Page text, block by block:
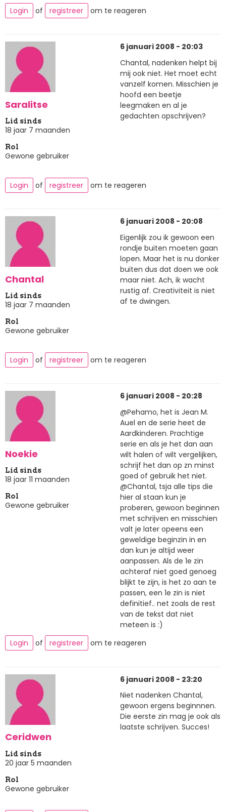
Login
of registreer om te reageren
Saralitse
Lid sinds
18 jaar 7 maanden
Rol
Gewone gebruiker
6 januari 2008 - 20:03
Chantal, nadenken helpt bij
mij ook niet. Het moet echt
vanzelf komen. Misschien je
hoofd een beetje
leegmaken en al je
gedachten opschrijven?
Login of registreer om te reageren
Chantal
Lid sinds
18 jaar 7 maanden
Rol
Gewone gebruiker
6 januari 2008 - 20:08
Eigenlijk zou ik gewoon een
rondje buiten moeten gaan
lopen. Maar het is nu donker
buiten dus dat doen we ook
maar niet. Ach, ik wacht
rustig af. Creativiteit is niet
af te dwingen.
Login of registreer om te reageren
Noekie
Lid sinds
18 jaar 11 maanden
Rol
Gewone gebruiker
6 januari 2008 - 20:28
@Pehamo, het is Jean M.
Auel en de serie heet de
Aardkinderen. Prachtige
serie en als je het dan aan
wilt halen of wilt vergelijken,
schrijf het dan op zn minst
goed of gebruik het niet.
@Chantal, tsja alle tips die
hier al staan kun je
proberen, gewoon beginnen
met schrijven en misschien
valt je later opeens een
geweldige beginzin in en
dan kun je altijd weer
aanpassen. Als de 1e zin
achteraf niet goed genoeg
blijkt te zijn, is het zo aan te
passen, een 1e zin is niet
definitief.. net zoals de rest
van de tekst dat niet
meteen is :)
Login
of registreer om te reageren
Ceridwen
Lid sinds
20 jaar 5 maanden
Rol
Gewone gebruiker
6 januari 2008 - 23:20
Niet nadenken Chantal,
gewoon ergens beginnnen.
Die eerste zin mag je ook als
laatste schrijven. Succes!